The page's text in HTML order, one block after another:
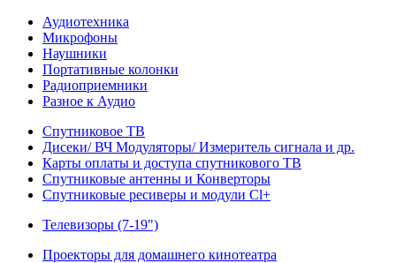
Аудиотехника
Микрофоны
Наушники
Портативные колонки
Радиоприемники
Разное к Аудио
Спутниковое ТВ
Дисеки/ ВЧ Модуляторы/ Измеритель сигнала и др.
Карты оплаты и доступа спутникового ТВ
Спутниковые антенны и Конверторы
Спутниковые ресиверы и модули Cl+
Телевизоры (7-19")
Проекторы для домашнего кинотеатра